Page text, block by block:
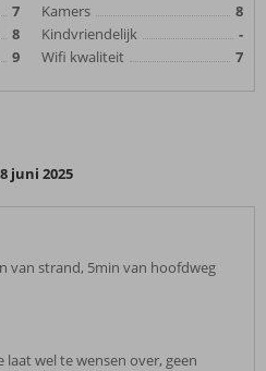
7
8
9
Kamers
8
Kindvriendelijk
-
Wifi kwaliteit
7
juni 2025
van strand, 5min van hoofdweg
laat wel te wensen over, geen